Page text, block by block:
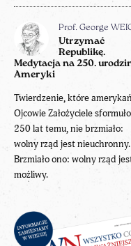
Prof. George
Utrzymać
Republikę.
Medytacja na 250.
Ameryki
Twierdzenie, które
Ojcowie Założyciele
250 lat temu, nie brzmiało:
wolny rząd jest nieuchronny.
Brzmiało ono: wolny rząd
możliwy.